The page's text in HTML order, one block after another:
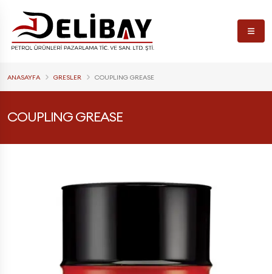
ANASAYFA GRESLER COUPLING GREASE
COUPLING GREASE